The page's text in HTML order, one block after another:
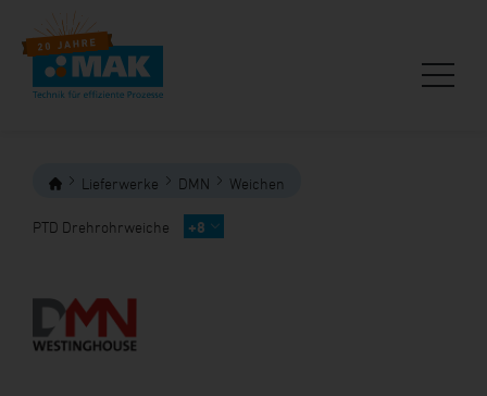
Lieferwerke DMN Weichen
PTD Drehrohrweiche +8